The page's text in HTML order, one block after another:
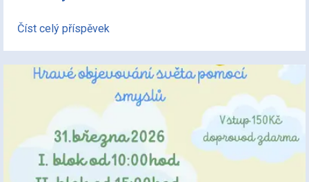
Číst celý příspěvek